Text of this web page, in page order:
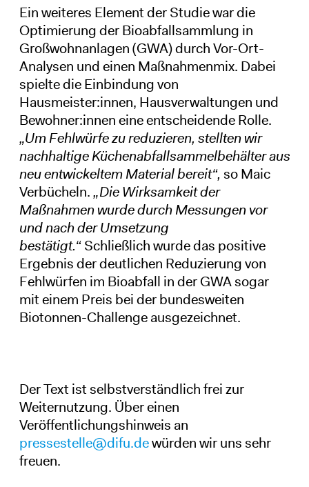
Ein weiteres Element der Studie war die
Optimierung der Bioabfallsammlung in
Großwohnanlagen (GWA) durch Vor-Ort-
Analysen und einen Maßnahmenmix. Dabei
spielte die Einbindung von
Hausmeister:innen, Hausverwaltungen und
Bewohner:innen eine entscheidende Rolle.
„Um Fehlwürfe zu reduzieren, stellten wir
nachhaltige Küchenabfallsammelbehälter aus
neu entwickeltem Material bereit“, so Maic
Verbücheln.„Die Wirksamkeit der
Maßnahmen wurde durch Messungen vor
und nach der Umsetzung
bestätigt.“Schließlich wurde das positive
Ergebnis der deutlichen Reduzierung von
Fehlwürfen im Bioabfall in der GWAsogar
mit einem Preis bei der bundesweiten
Biotonnen-Challenge ausgezeichnet.
Der Text ist selbstverständlich frei zur
Weiternutzung. Über einen
Veröffentlichungshinweis an
pressestelle@difu.dewürden wir uns sehr
freuen.